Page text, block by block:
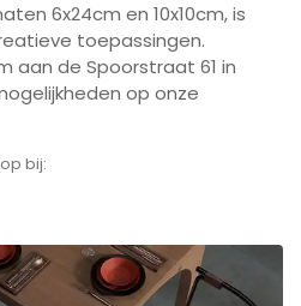
6x24cm en 10x10cm, is
toepassingen.
aan de Spoorstraat 61 in
op onze
bij: